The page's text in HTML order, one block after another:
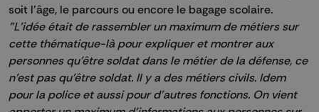
soit l’âge, le parcours ou encore le bagage scolaire.
"L'idée était de rassembler un maximum de métiers sur
cette thématique-là pour expliquer et montrer aux
personnes qu'être soldat dans le métier de la défense, ce
n'est pas qu'être soldat. Il y a des métiers civils. Idem
pour la police et aussi pour d'autres fonctions. On vient